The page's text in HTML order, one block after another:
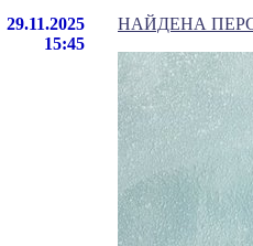
29.11.2025
15:45
НАЙДЕНА